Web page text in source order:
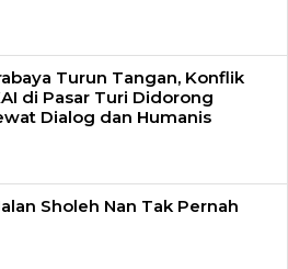
Turun Tangan, Konflik
di Pasar Turi Didorong
Dialog dan Humanis
Sholeh Nan Tak Pernah